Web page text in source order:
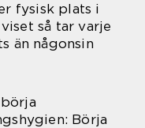
fysisk plats i
så tar varje
än någonsin
Börja